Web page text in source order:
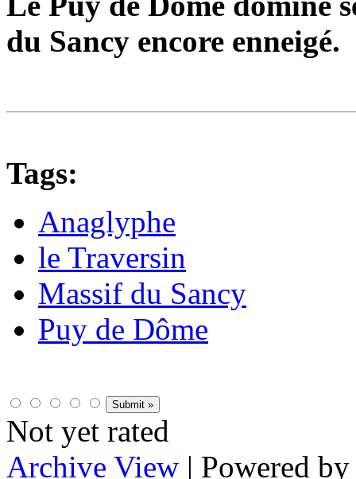
du Sancy encore enneigé.
Tags:
Anaglyphe
le Traversin
Massif du Sancy
Puy de Dôme
Not yet rated
Archive View | Powered